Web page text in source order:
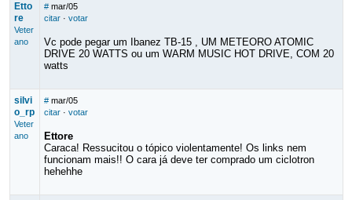
Etto
re
Veter
ano
# mar/05
citar· votar
Vc pode pegar um Ibanez TB-15 , UM METEORO ATOMIC
DRIVE 20 WATTS ou um WARM MUSIC HOT DRIVE, COM 20
watts
silvi
o_rp
Veter
ano
# mar/05
citar· votar
Ettore
Caraca! Ressucitou o tópico violentamente! Os links nem
funcionam mais!! O cara já deve ter comprado um ciclotron
hehehhe